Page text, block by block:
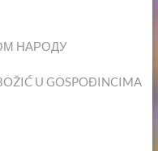
НАРОДУ
U GOSPOĐINCIMA